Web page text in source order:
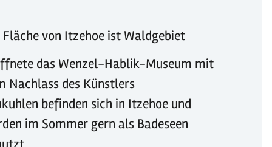
Fläche von Itzehoe ist Waldgebiet
das Wenzel-Hablik-Museum mit
Nachlass des Künstlers
befinden sich in Itzehoe und
im Sommer gern als Badeseen